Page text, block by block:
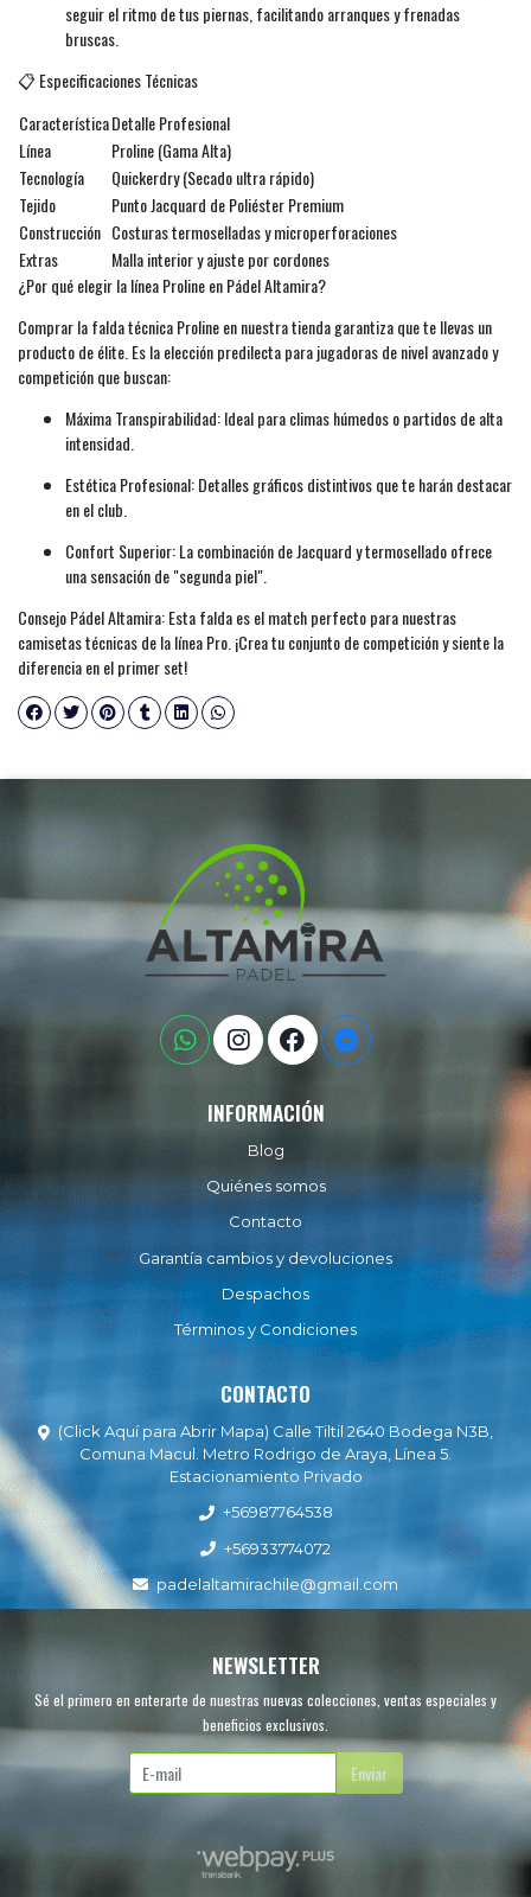
seguir el ritmo de tus piernas, facilitando arranques y frenadas
bruscas.
📋 Especificaciones Técnicas
CaracterísticaDetalle Profesional
Línea
Proline (Gama Alta)
Tecnología
Quickerdry (Secado ultra rápido)
Tejido
Punto Jacquard de Poliéster Premium
Construcción Costuras termoselladas y microperforaciones
Extras
Malla interior y ajuste por cordones
¿Por qué elegir la línea Proline en Pádel Altamira?
Comprar la falda técnica Proline en nuestra tienda garantiza que te llevas un
producto de élite. Es la elección predilecta para jugadoras de nivel avanzado y
competición que buscan:
Máxima Transpirabilidad: Ideal para climas húmedos o partidos de alta
intensidad.
Estética Profesional: Detalles gráficos distintivos que te harán destacar
en el club.
Confort Superior: La combinación de Jacquard y termosellado ofrece
una sensación de "segunda piel".
Consejo Pádel Altamira: Esta falda es el match perfecto para nuestras
camisetas técnicas de la línea Pro. ¡Crea tu conjunto de competición y siente la
diferencia en el primer set!
INFORMACIÓN
Blog
Quiénes somos
Contacto
Garantía cambios y devoluciones
Despachos
Términos y Condiciones
CONTACTO
(Click Aquí para Abrir Mapa) Calle Tiltil 2640 Bodega N3B,
Comuna Macul. Metro Rodrigo de Araya, Línea 5.
Estacionamiento Privado
+56987764538
+56933774072
padelaltamirachile@gmail.com
NEWSLETTER
Sé el primero en enterarte de nuestras nuevas colecciones, ventas especiales y
beneficios exclusivos.
Enviar